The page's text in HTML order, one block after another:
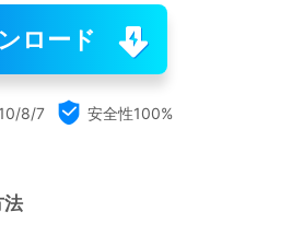
ロード
8/7  安全性100%
法